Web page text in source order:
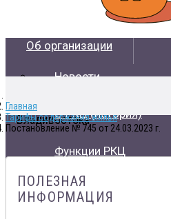
коммунального хозяйства
Владивостока
Об организации
Новости
О РКЦ (история)
Функции РКЦ
Контакты
Главная
Тарифы содержания жилья
Постановление № 745 от 24.03.2023 г.
ПОЛЕЗНАЯ
ИНФОРМАЦИЯ